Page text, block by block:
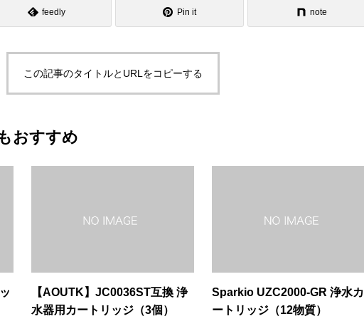
feedly Pin it note
この記事のタイトルとURLをコピーする
おすすめ
【AOUTK】JC0036ST互換 浄
水器用カートリッジ（3個）
Sparkio UZC2000-GR 浄水カ
ートリッジ（12物質）